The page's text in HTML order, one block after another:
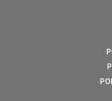
Fotowoltaika
o mocy: 4,99 kWp
Fotowoltaika
Fotowoltaika